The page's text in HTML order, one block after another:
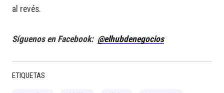
al revés.
Síguenos en Facebook: @elhubdenegocios
ETIQUETAS